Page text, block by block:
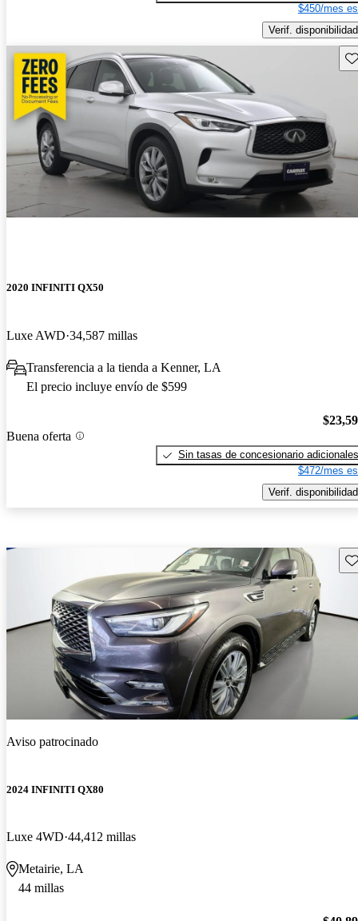
$450/mes
Verif. disponibilidad
2020 INFINITI QX50
Luxe AWD 34,587 millas
Transferencia a la tienda a Kenner, LA
El precio incluye envío de $599
Buena oferta
Sin tasas de concesionario adicionales
$472/mes
Verif. disponibilidad
Aviso patrocinado
2024 INFINITI QX80
Luxe 4WD 44,412 millas
Metairie, LA
44 millas